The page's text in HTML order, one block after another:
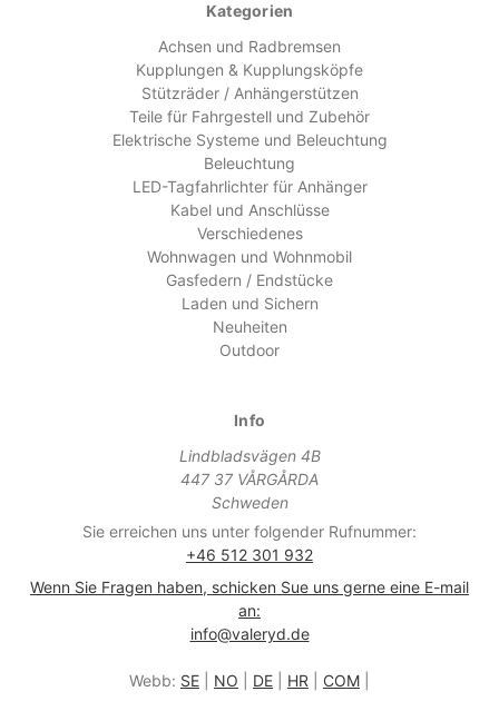
Kategorien
Achsen und Radbremsen
Kupplungen & Kupplungsköpfe
Stützräder / Anhängerstützen
Teile für Fahrgestell und Zubehör
Elektrische Systeme und Beleuchtung
Beleuchtung
LED-Tagfahrlichter für Anhänger
Kabel und Anschlüsse
Verschiedenes
Wohnwagen und Wohnmobil
Gasfedern / Endstücke
Laden und Sichern
Neuheiten
Outdoor
Info
Lindbladsvägen 4B
447 37 VÅRGÅRDA
Schweden
Sie erreichen uns unter folgender Rufnummer:
+46 512 301 932
Wenn Sie Fragen haben, schicken Sue uns gerne eine E-mail
an:
info@valeryd.de
Webb: SE NO DE HR COM